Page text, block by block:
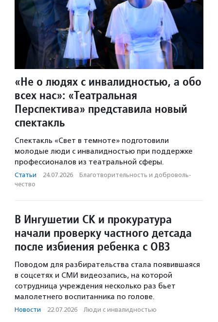
«Не о людях с инвалидностью, а обо
всех нас»: «Театральная
Перспектива» представила новый
спектакль
Спектакль «Свет в темноте» подготовили
молодые люди с инвалидностью при поддержке
профессионалов из театральной сферы.
Статьи · 24.07.2026 · Благотвори­тель­ность и доброволь­
чест­во
В Ингушетии СК и прокуратура
начали проверку частного детсада
после избиения ребенка с ОВЗ
Поводом для разбирательства стала появившаяся
в соцсетях и СМИ видеозапись, на которой
сотрудница учреждения несколько раз бьет
малолетнего воспитанника по голове.
Новости · 22.07.2026 · Люди с инвалидностью